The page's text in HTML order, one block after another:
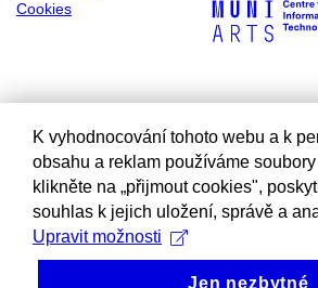
Cookies
K vyhodnocování tohoto webu a k
obsahu a reklam používáme
klikněte na „přijmout cookies",
souhlas k jejich uložení, správě a
Upravit možnosti
Jen nezbytné